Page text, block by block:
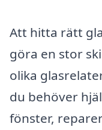
Att hitta rätt
göra en stor
olika
du behöver
fönster,